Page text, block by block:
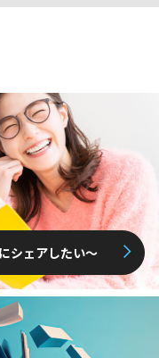
シェアしたい〜